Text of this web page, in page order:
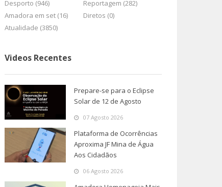
Desporto (946)
Reportagem (282)
Amadora em set (16)
Diretos (0)
Atualidade (3850)
Videos Recentes
Prepare-se para o Eclipse
Solar de 12 de Agosto
07 Agosto 2026
Plataforma de Ocorrências
Aproxima JF Mina de Água
Aos Cidadãos
06 Agosto 2026